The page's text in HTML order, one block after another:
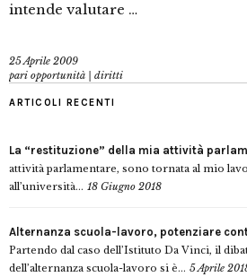
intende valutare …
25 Aprile 2009
pari opportunità | diritti
ARTICOLI RECENTI
La “restituzione” della mia attività
attività parlamentare, sono tornata al mio
all’università... 18 Giugno 2018
Alternanza scuola-lavoro, potenziare
Partendo dal caso dell’Istituto Da Vinci, il
dell’alternanza scuola-lavoro si è... 5 Aprile